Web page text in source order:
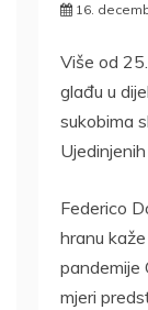
16.
Više od
glađu u
sukobima
Federico
hranu
pandemije
mjeri